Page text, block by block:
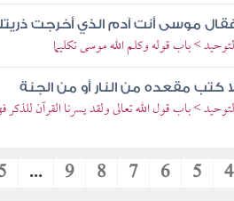
موسى أنت آدم الذي أخرجت
> باب قوله وكلم الله موسى تكليما
كتب مقعده من النار أو من الجنة
> باب قول الله تعالى ولقد يسرنا القرآن
4
5
6
7
8
9
...